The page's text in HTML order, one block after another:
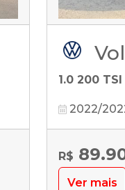
1.0 200
2022/
R$
Ver mais